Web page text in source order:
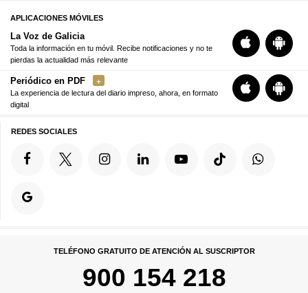
APLICACIONES MÓVILES
La Voz de Galicia
Toda la información en tu móvil. Recibe notificaciones y no te
pierdas la actualidad más relevante
Periódico en PDF
La experiencia de lectura del diario impreso, ahora, en formato
digital
REDES SOCIALES
TELÉFONO GRATUITO DE ATENCIÓN AL SUSCRIPTOR
900 154 218